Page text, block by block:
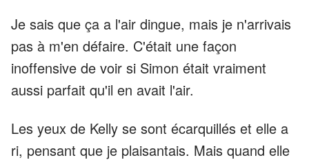
Je sais que ça a l'air dingue, mais je n'arrivais
pas à m'en défaire. C'était une façon
inoffensive de voir si Simon était vraiment
aussi parfait qu'il en avait l'air.
Les yeux de Kelly se sont écarquillés et elle a
ri, pensant que je plaisantais. Mais quand elle